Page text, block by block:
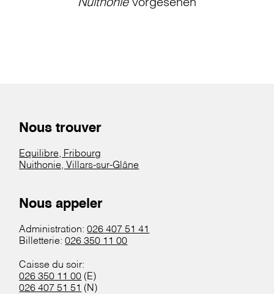
Nuithonievorgesehen
Nous trouver
Equilibre, Fribourg
Nuithonie, Villars-sur-Glâne
Nous appeler
Administration:026 407 51 41
Billetterie:026 350 11 00
Caisse du soir:
026 350 11 00 (E)
026 407 51 51 (N)